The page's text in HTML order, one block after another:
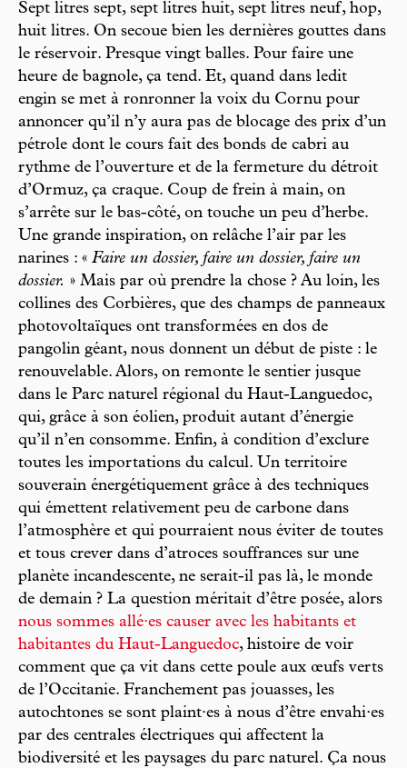
Sept litres sept, sept litres huit, sept litres neuf, hop,
huit litres. On secoue bien les dernières gouttes dans
le réservoir. Presque vingt balles. Pour faire une
heure de bagnole, ça tend. Et, quand dans ledit
engin se met à ronronner la voix du Cornu pour
annoncer qu’il n’y aura pas de blocage des prix d’un
pétrole dont le cours fait des bonds de cabri au
rythme de l’ouverture et de la fermeture du détroit
d’Ormuz, ça craque. Coup de frein à main, on
s’arrête sur le bas-côté, on touche un peu d’herbe.
Une grande inspiration, on relâche l’air par les
narines : « Faire un dossier, faire un dossier, faire un
dossier. » Mais par où prendre la chose ? Au loin, les
collines des Corbières, que des champs de panneaux
photovoltaïques ont transformées en dos de
pangolin géant, nous donnent un début de piste : le
renouvelable. Alors, on remonte le sentier jusque
dans le Parc naturel régional du Haut-Languedoc,
qui, grâce à son éolien, produit autant d’énergie
qu’il n’en consomme. Enfin, à condition d’exclure
toutes les importations du calcul. Un territoire
souverain énergétiquement grâce à des techniques
qui émettent relativement peu de carbone dans
l’atmosphère et qui pourraient nous éviter de toutes
et tous crever dans d’atroces souffrances sur une
planète incandescente, ne serait-il pas là, le monde
de demain ? La question méritait d’être posée, alors
nous sommes allé·es causer avec les habitants et
habitantes du Haut-Languedoc, histoire de voir
comment que ça vit dans cette poule aux œufs verts
de l’Occitanie. Franchement pas jouasses, les
autochtones se sont plaint·es à nous d’être envahi·es
par des centrales électriques qui affectent la
biodiversité et les paysages du parc naturel. Ça nous